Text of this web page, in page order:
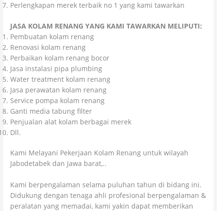
Perlengkapan merek terbaik no 1 yang kami tawarkan
JASA KOLAM RENANG YANG KAMI TAWARKAN MELIPUTI:
Pembuatan kolam renang
Renovasi kolam renang
Perbaikan kolam renang bocor
Jasa instalasi pipa plumbing
Water treatment kolam renang
Jasa perawatan kolam renang
Service pompa kolam renang
Ganti media tabung filter
Penjualan alat kolam berbagai merek
Dll.
Kami Melayani Pekerjaan Kolam Renang untuk wilayah
Jabodetabek dan Jawa barat,..
Kami berpengalaman selama puluhan tahun di bidang ini.
Didukung dengan tenaga ahli profesional berpengalaman &
peralatan yang memadai, kami yakin dapat memberikan